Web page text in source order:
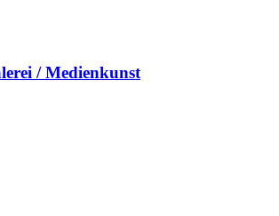
/ Medienkunst